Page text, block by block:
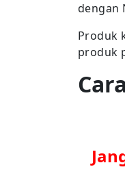
dengan
Produk
produk